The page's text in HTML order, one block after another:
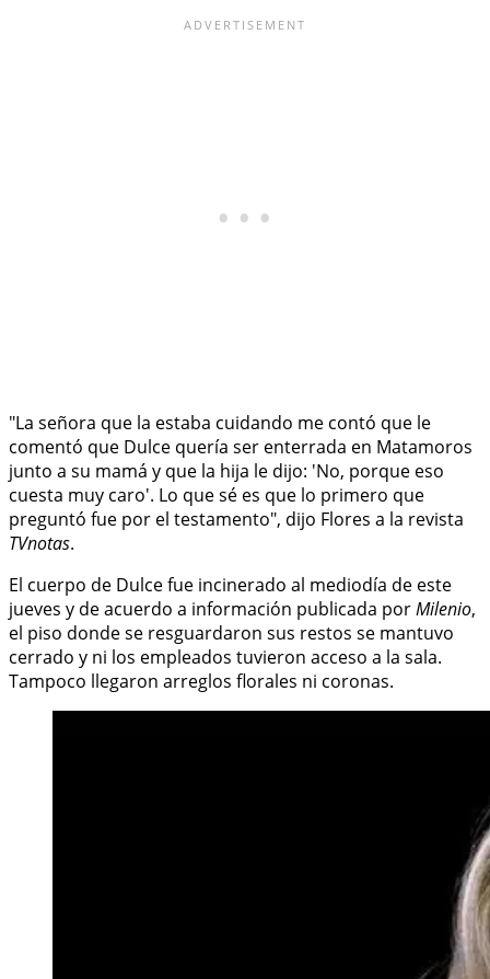
"La señora que la estaba cuidando me contó que le
comentó que Dulce quería ser enterrada en Matamoros
junto a su mamá y que la hija le dijo: 'No, porque eso
cuesta muy caro'. Lo que sé es que lo primero que
preguntó fue por el testamento", dijo Flores a la revista
TVnotas.
El cuerpo de Dulce fue incinerado al mediodía de este
jueves y de acuerdo a información publicada porMilenio,
el piso donde se resguardaron sus restos se mantuvo
cerrado y ni los empleados tuvieron acceso a la sala.
Tampoco llegaron arreglos florales ni coronas.